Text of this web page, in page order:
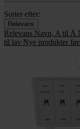
Sorter efter:
Relevans
Relevans Navn, A til Å
til lav Nye produkter